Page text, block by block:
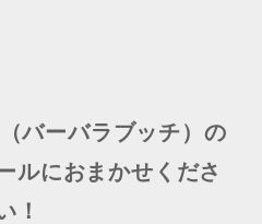
バーバラブッチ）の
ルにおまかせくださ
！